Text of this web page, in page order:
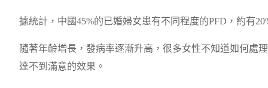
據統計，中國45%的已婚婦女患有不同程度的PFD，約有
隨著年齡增長，發病率逐漸升高，很多女性不知道如何處
達不到滿意的效果。